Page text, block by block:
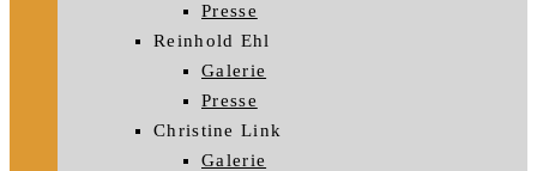
Presse
Reinhold Ehl
Galerie
Presse
Christine Link
Galerie